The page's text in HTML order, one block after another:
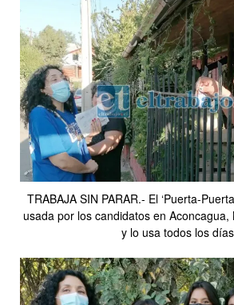
TRABAJA SIN PARAR.- El ‘Puerta-
usada por los candidatos en
y lo usa todos los